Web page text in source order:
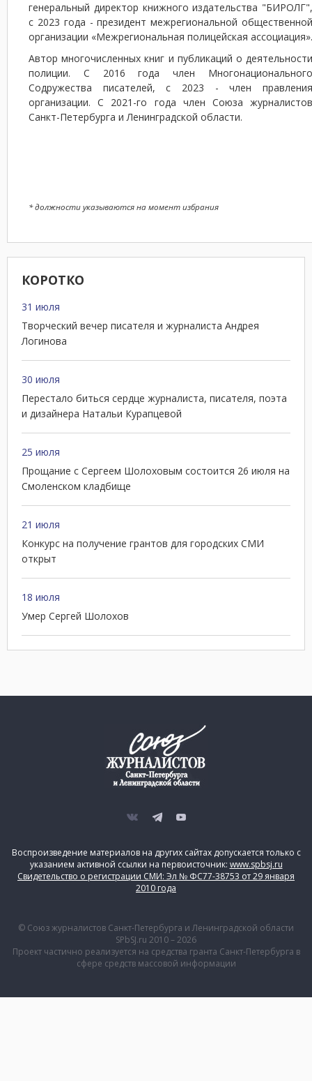
КОРОТКО
31 июля
Творческий вечер писателя и журналиста Андрея
Логинова
30 июля
Перестало биться сердце журналиста, писателя, поэта
и дизайнера Натальи Курапцевой
25 июля
Прощание с Сергеем Шолоховым состоится 26 июля на
Смоленском кладбище
21 июля
Конкурс на получение грантов для городских СМИ
открыт
18 июля
Умер Сергей Шолохов
генеральный директор книжного издательства "БИРОЛГ",
с 2023 года - президент межрегиональной общественной
организации «Межрегиональная полицейская ассоциация».
Автор многочисленных книг и публикаций о деятельности
полиции. С 2016 года член Многонационального
Содружества писателей, с 2023 - член правления
организации. С 2021-го года член Союза журналистов
Санкт-Петербурга и Ленинградской области.
* должности указываются на момент избрания
Воспроизведение материалов на других сайтах допускается только с
указанием активной ссылки на первоисточник: www.spbsj.ru
Свидетельство о регистрации СМИ: Эл № ФС77-38753 от 29 января
2010 года
© Союз журналистов Санкт-Петербурга и Ленинградской области
SPbSJ.ru 2010 – 2026
Проект частично реализуется на средства гранта Санкт-Петербурга в
сфере средств массовой информации